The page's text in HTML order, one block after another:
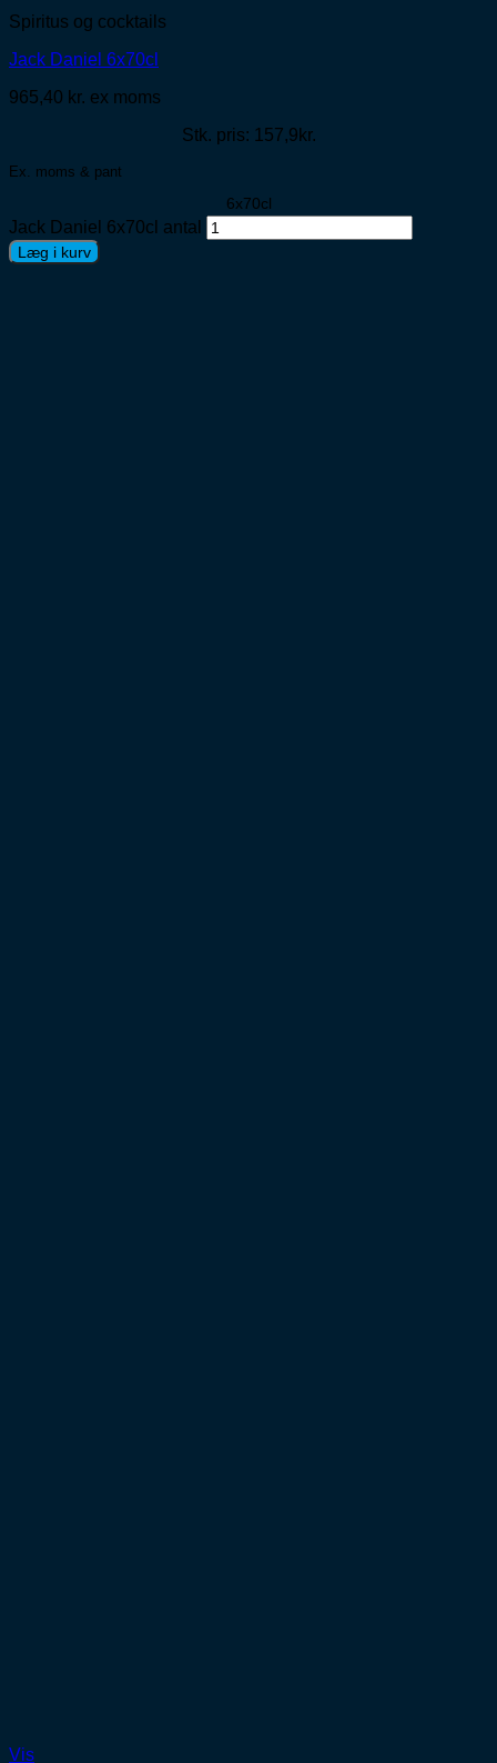
Spiritus og cocktails
Jack Daniel 6x70cl
965,40 kr. ex moms
Stk. pris: 157,9kr.
Ex. moms & pant
6x70cl
Jack Daniel 6x70cl antal
Læg i kurv
Vis